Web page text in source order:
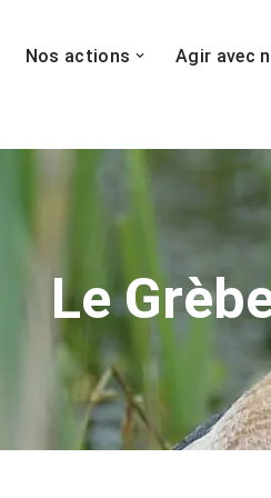
Nos actions Agir avec
Le